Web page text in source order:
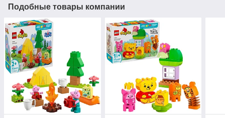
Подобные товары компании